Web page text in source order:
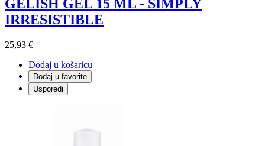
GELISH GEL 15 ML - SIMPLY
IRRESISTIBLE
25,93 €
Dodaj u košaricu
Dodaj u favorite
Usporedi